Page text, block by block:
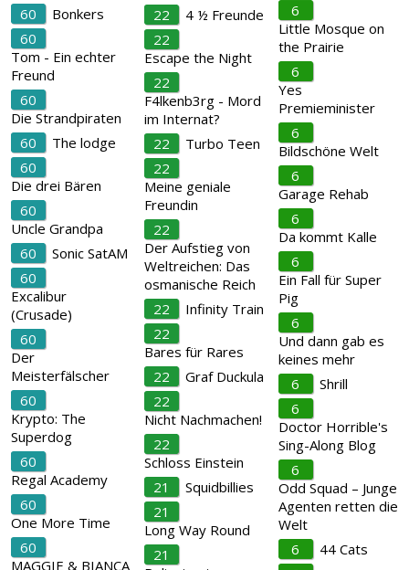
60
Bonkers
60
Tom - Ein echter
Freund
60
Die Strandpiraten
60
The lodge
60
Die drei Bären
60
Uncle Grandpa
60
Sonic SatAM
60
Excalibur
(Crusade)
60
Der
Meisterfälscher
60
Krypto: The
Superdog
60
Regal Academy
60
One More Time
60
MAGGIE & BIANCA
22
4 ½ Freunde
22
Escape the Night
22
F4lkenb3rg - Mord
im Internat?
22
Turbo Teen
22
Meine geniale
Freundin
22
Der Aufstieg von
Weltreichen: Das
osmanische Reich
22
Infinity Train
22
Bares für Rares
22
Graf Duckula
22
Nicht Nachmachen!
22
Schloss Einstein
21
Squidbillies
21
Long Way Round
21
6
Little Mosque on
the Prairie
6
Yes
Premieminister
6
Bildschöne Welt
6
Garage Rehab
6
Da kommt Kalle
6
Ein Fall für Super
Pig
6
Und dann gab es
keines mehr
6
Shrill
6
Doctor Horrible's
Sing-Along Blog
6
Odd Squad – Junge
Agenten retten die
Welt
6
44 Cats